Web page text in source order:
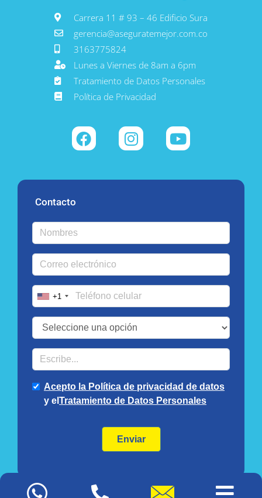
Carrera 11 # 93 – 46 Edificio Sura
gerencia@aseguratemejor.com.co
3163775824
Lunes a Viernes de 8am a 6pm
Tratamiento de Datos Personales
Política de Privacidad
Contacto